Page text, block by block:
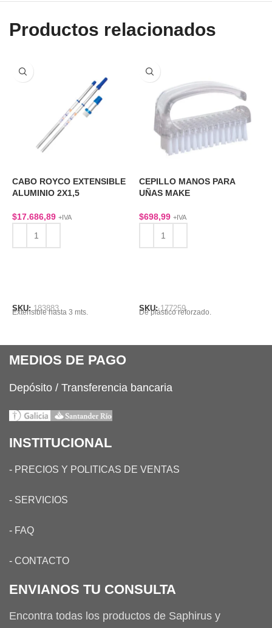
Productos relacionados
CABO ROYCO EXTENSIBLE
ALUMINIO 2X1,5
$17.686,89 +IVA
SKU:183883
Extensible hasta 3 mts.
CEPILLO MANOS PARA
UÑAS MAKE
$698,99 +IVA
SKU:177259
De plástico reforzado.
MEDIOS DE PAGO
Depósito / Transferencia bancaria
INSTITUCIONAL
- PRECIOS Y POLITICAS DE VENTAS
- SERVICIOS
- FAQ
- CONTACTO
ENVIANOS TU CONSULTA
Encontra todas los productos de Saphirus y